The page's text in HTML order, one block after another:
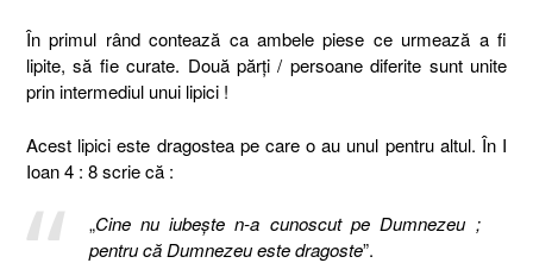
În primul rând contează ca ambele piese ce urmează a fi
lipite, să fie curate. Două părţi / persoane diferite sunt unite
prin intermediul unui lipici !
Acest lipici este dragostea pe care o au unul pentru altul. În I
Ioan 4 : 8 scrie că :
„Cine nu iubeşte n-a cunoscut pe Dumnezeu ;
pentru că Dumnezeu este dragoste”.